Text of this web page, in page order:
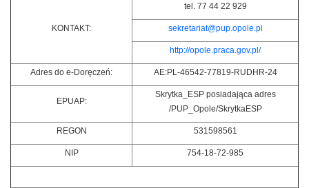
KONTAKT:
tel. 77 44 22 929
sekretariat@pup.opole.pl
http://opole.praca.gov.pl/
Adres do e-Doręczeń: AE:PL-46542-77819-RUDHR-24
EPUAP:
Skrytka_ESP posiadająca adres
/PUP_Opole/SkrytkaESP
REGON 531598561
NIP 754-18-72-985